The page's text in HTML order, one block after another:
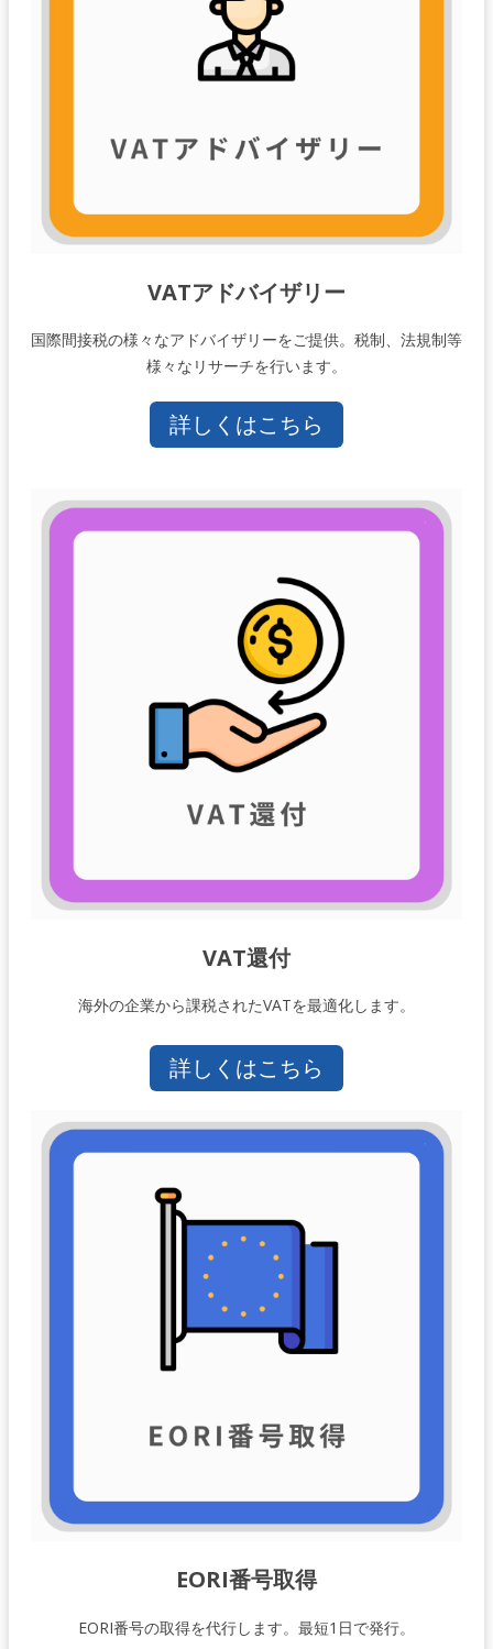
VATアドバイザリー
国際間接税の様々なアドバイザリーをご提供。税制、法規制等
様々なリサーチを行います。
詳しくはこちら
VAT還付
海外の企業から課税されたVATを最適化します。
詳しくはこちら
EORI番号取得
EORI番号の取得を代行します。最短1日で発行。